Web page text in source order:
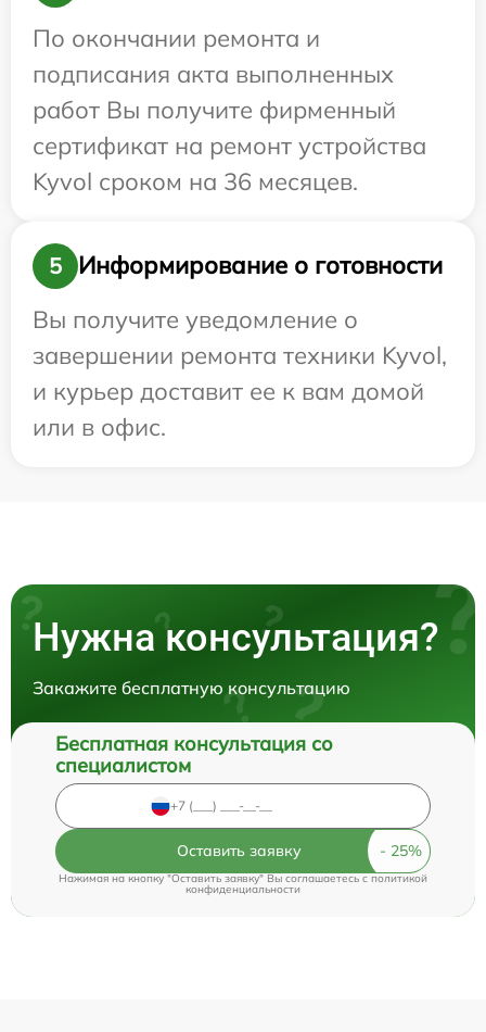
По окончании ремонта и
подписания акта выполненных
работ Вы получите фирменный
сертификат на ремонт устройства
Kyvol сроком на 36 месяцев.
5
Информирование о готовности
Вы получите уведомление о
завершении ремонта техники Kyvol,
и курьер доставит ее к вам домой
или в офис.
Нужна консультация?
Закажите бесплатную консультацию
Бесплатная консультация со
специалистом
Оставить заявку
Нажимая на кнопку "Оставить заявку" Вы соглашаетесь cполитикой
конфиденциальности